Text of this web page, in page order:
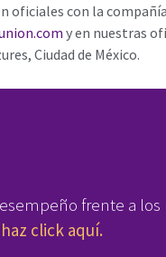
con la
y en nuestras
Ciudad de México.
frente a los
haz click aquí.